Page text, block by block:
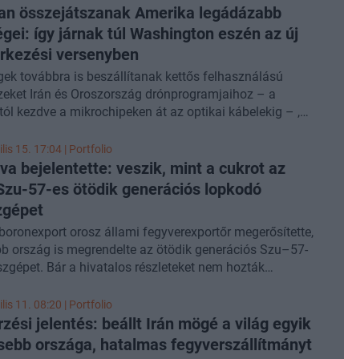
összejátszanak Amerika legádázabb
így járnak túl Washington eszén az új
versenyben
továbbra is beszállítanak kettős felhasználású
Irán és Oroszország drónprogramjaihoz – a
kezdve a mikrochipeken át az optikai kábelekig – ,
- írta meg aWall Street Journal
15. 17:04 | Portfolio
bejelentette: veszik, mint a cukrot az
57-es ötödik generációs lopkodó
orosz állami fegyverexportőr megerősítette,
ország is megrendelte az ötödik generációs Szu–57-
Bár a hivatalos részleteket nem hozták
- jelentette a
11. 08:20 | Portfolio
jelentés: beállt Irán mögé a világ egyik
országa, hatalmas fegyverszállítmányt